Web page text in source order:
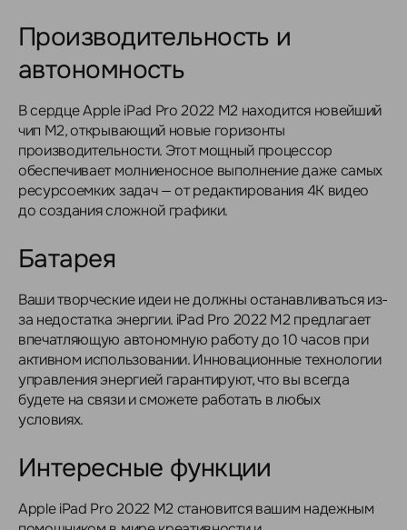
Производительность и
автономность
В сердце Apple iPad Pro 2022 M2 находится новейший
чип M2, открывающий новые горизонты
производительности. Этот мощный процессор
обеспечивает молниеносное выполнение даже самых
ресурсоемких задач — от редактирования 4K видео
до создания сложной графики.
Батарея
Ваши творческие идеи не должны останавливаться из-
за недостатка энергии. iPad Pro 2022 M2 предлагает
впечатляющую автономную работу до 10 часов при
активном использовании. Инновационные технологии
управления энергией гарантируют, что вы всегда
будете на связи и сможете работать в любых
условиях.
Интересные функции
Apple iPad Pro 2022 M2 становится вашим надежным